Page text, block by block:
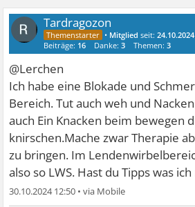
Tardragozon
• Mitglied seit:24.10.2024
Beiträge: 16 Danke:3 Themen:3
@Lerchen
Ich habe eine Blokade und
Bereich. Tut auch weh und
auch Ein Knacken beim bewegen
knirschen.Mache zwar Therapie
zu bringen. Im
also so LWS. Hast du Tipps was
30.10.2024 12:50 •